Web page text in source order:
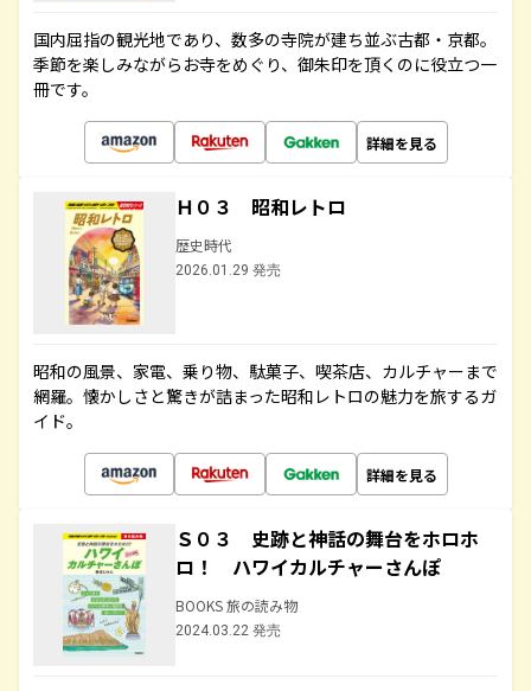
国内屈指の観光地であり、数多の寺院が建ち並ぶ古都・京都。
季節を楽しみながらお寺をめぐり、御朱印を頂くのに役立つ一
冊です。
詳細を見る
Ｈ０３ 昭和レトロ
歴史時代
2026.01.29 発売
昭和の風景、家電、乗り物、駄菓子、喫茶店、カルチャーまで
網羅。懐かしさと驚きが詰まった昭和レトロの魅力を旅するガ
イド。
詳細を見る
Ｓ０３ 史跡と神話の舞台をホロホ
ロ！ ハワイカルチャーさんぽ
BOOKS 旅の読み物
2024.03.22 発売